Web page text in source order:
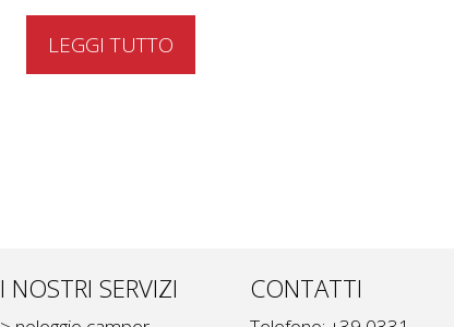
LEGGI TUTTO
I NOSTRI SERVIZI CONTATTI